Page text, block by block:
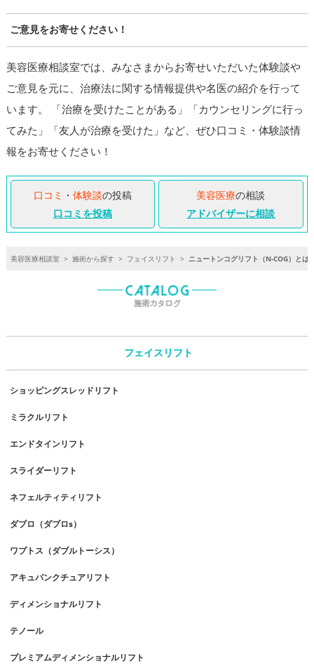
ご意見をお寄せください！
美容医療相談室では、みなさまからお寄せいただいた体験談や
ご意見を元に、治療法に関する情報提供や名医の紹介を行って
います。 「治療を受けたことがある」「カウンセリングに行っ
てみた」「友人が治療を受けた」など、ぜひ口コミ・体験談情
報をお寄せください！
口コミ ・ 体験談の投稿
口コミを投稿
美容医療の相談
アドバイザーに相談
美容医療相談室 > 施術から探す > フェイスリフト > ニュートンコグリフト（N-COG）と
フェイスリフト
ショッピングスレッドリフト
ミラクルリフト
エンドタインリフト
スライダーリフト
ネフェルティティリフト
ダブロ（ダブロs）
ワプトス（ダブルトーシス）
アキュパンクチュアリフト
ディメンショナルリフト
テノール
プレミアムディメンショナルリフト